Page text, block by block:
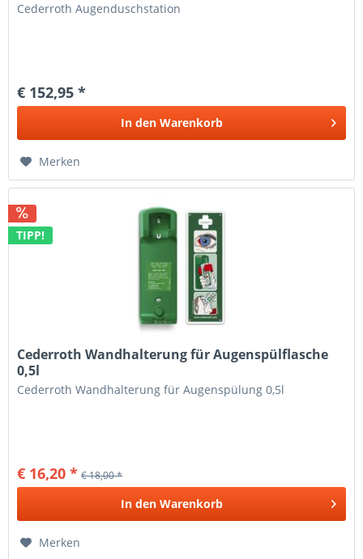
Cederroth Augenduschstation
€ 152,95 *
In den Warenkorb
Merken
TIPP!
Cederroth Wandhalterung für Augenspülflasche
0,5l
Cederroth Wandhalterung für Augenspülung 0,5l
€ 16,20 * € 18,00 *
In den Warenkorb
Merken